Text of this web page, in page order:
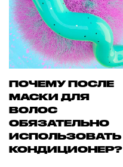
ПОЧЕМУ ПОСЛЕ
МАСКИ ДЛЯ
ВОЛОС
ОБЯЗАТЕЛЬНО
ИСПОЛЬЗОВАТЬ
КОНДИЦИОНЕР?